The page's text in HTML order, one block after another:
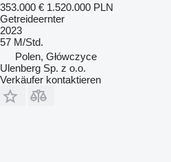
353.000 € 1.520.000 PLN
Getreideernter
2023
57 M/Std.
Polen, Główczyce
Ulenberg Sp. z o.o.
Verkäufer kontaktieren